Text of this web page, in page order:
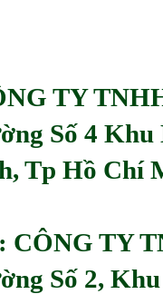
TY
Số 4
Tp Hồ Chí
CÔNG TY
Số 2,